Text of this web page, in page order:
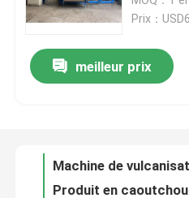
Produits
Vidéos
Visite d'usine
Prix：
meilleur prix